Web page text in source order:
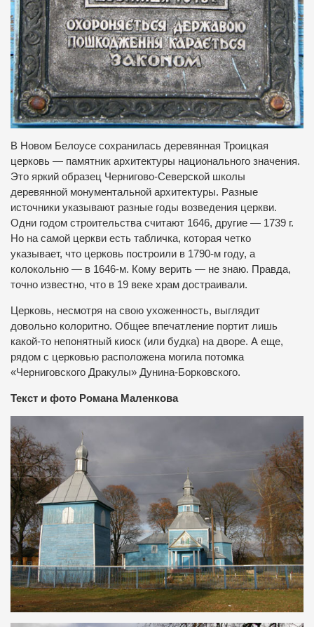
В Новом Белоусе сохранилась деревянная Троицкая
церковь — памятник архитектуры национального значения.
Это яркий образец Чернигово-Северской школы
деревянной монументальной архитектуры. Разные
источники указывают разные годы возведения церкви.
Одни годом строительства считают 1646, другие — 1739 г.
Но на самой церкви есть табличка, которая четко
указывает, что церковь построили в 1790-м году, а
колокольню — в 1646-м. Кому верить — не знаю. Правда,
точно известно, что в 19 веке храм достраивали.
Церковь, несмотря на свою ухоженность, выглядит
довольно колоритно. Общее впечатление портит лишь
какой-то непонятный киоск (или будка) на дворе. А еще,
рядом с церковью расположена могила потомка
«Черниговского Дракулы» Дунина-Борковского.
Текст и фото Романа Маленкова